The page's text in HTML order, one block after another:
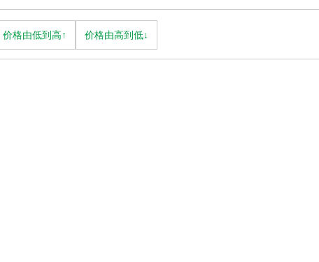
价格由低到高↑ 价格由高到低↓